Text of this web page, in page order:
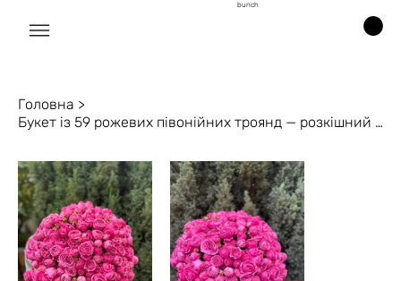
bunch
Головна >
Букет із 59 рожевих півонійних троянд — розкішний подарунок | Bunch Одеса